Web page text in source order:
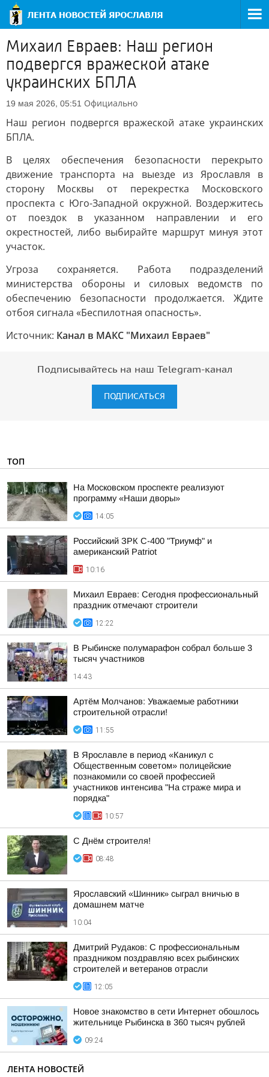
Михаил Евраев: Наш регион
подвергся вражеской атаке
украинских БПЛА
19 мая 2026, 05:51 Официально
Наш регион подвергся вражеской атаке украинских
БПЛА.
В целях обеспечения безопасности перекрыто
движение транспорта на выезде из Ярославля в
сторону Москвы от перекрестка Московского
проспекта с Юго-Западной окружной. Воздержитесь
от поездок в указанном направлении и его
окрестностей, либо выбирайте маршрут минуя этот
участок.
Угроза сохраняется. Работа подразделений
министерства обороны и силовых ведомств по
обеспечению безопасности продолжается. Ждите
отбоя сигнала «Беспилотная опасность».
Источник: Канал в МАКС "Михаил Евраев"
Подписывайтесь на наш Telegram-канал
ПОДПИСАТЬСЯ
ТОП
На Московском проспекте реализуют
программу «Наши дворы»
14:05
Российский ЗРК С-400 "Триумф" и
американский Patriot
10:16
Михаил Евраев: Сегодня профессиональный
праздник отмечают строители
12:22
В Рыбинске полумарафон собрал больше 3
тысяч участников
14:43
Артём Молчанов: Уважаемые работники
строительной отрасли!
11:55
В Ярославле в период «Каникул с
Общественным советом» полицейские
познакомили со своей профессией
участников интенсива "На страже мира и
порядка"
10:57
С Днём строителя!
08:48
Ярославский «Шинник» сыграл вничью в
домашнем матче
10:04
Дмитрий Рудаков: С профессиональным
праздником поздравляю всех рыбинских
строителей и ветеранов отрасли
12:05
Новое знакомство в сети Интернет обошлось
жительнице Рыбинска в 360 тысяч рублей
09:24
ЛЕНТА НОВОСТЕЙ